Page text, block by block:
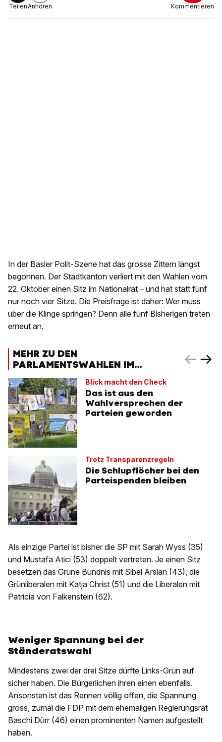
TeilenAnhören Kommentieren
In der Basler Polit-Szene hat das grosse Zittern längst
begonnen. Der Stadtkanton verliert mit den Wahlen vom
22. Oktober einen Sitz im Nationalrat – und hat statt fünf
nur noch vier Sitze. Die Preisfrage ist daher: Wer muss
über die Klinge springen? Denn alle fünf Bisherigen treten
erneut an.
MEHR ZU DEN
PARLAMENTSWAHLEN IM
OKTOBER
Blick macht den Check
Das ist aus den
Wahlversprechen der
Parteien geworden
Trotz Transparenzregeln
Die Schlupflöcher bei den
Parteispenden bleiben
Als einzige Partei ist bisher die SP mit Sarah Wyss (35)
und Mustafa Atici (53) doppelt vertreten. Je einen Sitz
besetzen das Grüne Bündnis mit Sibel Arslan (43), die
Grünliberalen mit Katja Christ (51) und die Liberalen mit
Patricia von Falkenstein (62).
Weniger Spannung bei der
Ständeratswahl
Mindestens zwei der drei Sitze dürfte Links-Grün auf
sicher haben. Die Bürgerlichen ihren einen ebenfalls.
Ansonsten ist das Rennen völlig offen, die Spannung
gross, zumal die FDP mit dem ehemaligen Regierungsrat
Baschi Dürr (46) einen prominenten Namen aufgestellt
haben.